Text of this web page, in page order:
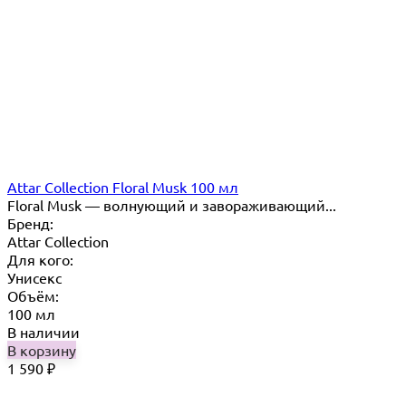
Attar Collection Floral Musk 100 мл
Floral Musk — волнующий и завораживающий...
Бренд:
Attar Collection
Для кого:
Унисекс
Объём:
100 мл
В наличии
В корзину
1 590 ₽